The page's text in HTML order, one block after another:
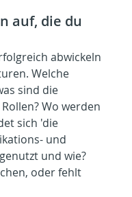
auf, die du
abwickeln
Welche
sind die
Wo werden
sich 'die
und
und wie?
oder fehlt